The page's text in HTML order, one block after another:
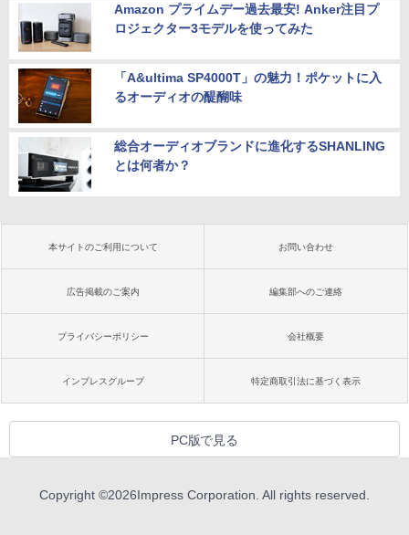
Amazon プライムデー過去最安! Anker注目プ
ロジェクター3モデルを使ってみた
「A&ultima SP4000T」の魅力！ポケットに入
るオーディオの醍醐味
総合オーディオブランドに進化するSHANLING
とは何者か？
本サイトのご利用について お問い合わせ
広告掲載のご案内 編集部へのご連絡
プライバシーポリシー 会社概要
インプレスグループ 特定商取引法に基づく表示
PC版で見る
Copyright ©2026Impress Corporation. All rights reserved.